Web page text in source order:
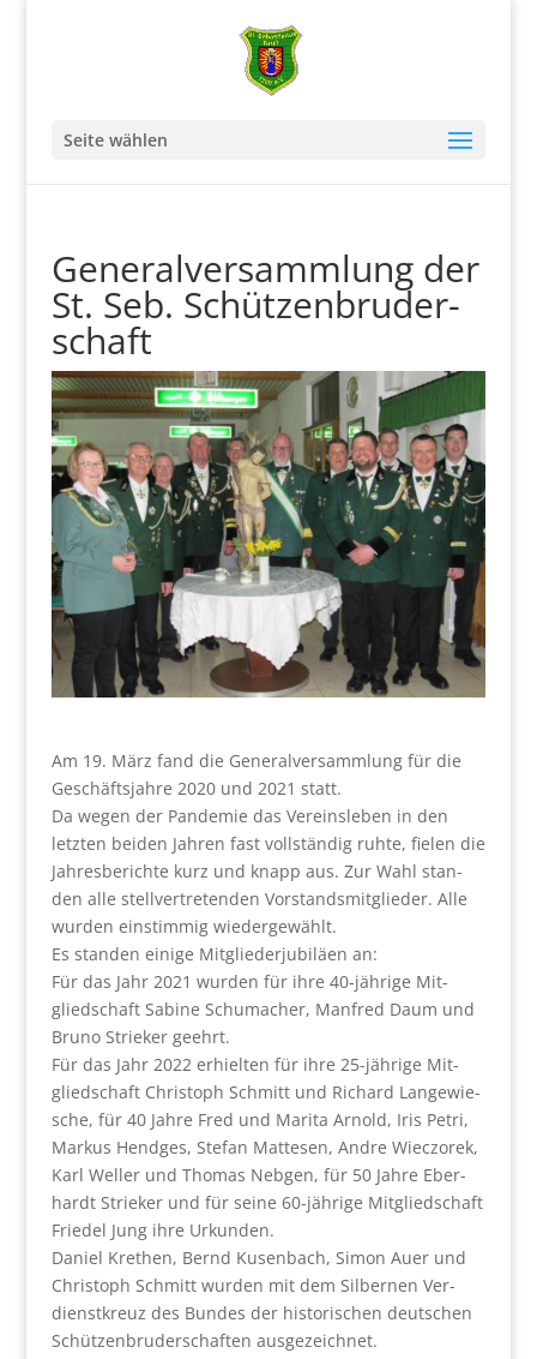
Seite wählen
Gene­ral­ver­samm­lung der
St. Seb. Schüt­zen­bru­der­
schaft
Am 19. März fand die Gene­ral­ver­samm­lung für die
Geschäfts­jah­re 2020 und 2021 statt.
Da wegen der Pan­de­mie das Ver­eins­le­ben in den
letz­ten bei­den Jah­ren fast voll­stän­dig ruh­te, fie­len die
Jah­res­be­rich­te kurz und knapp aus. Zur Wahl stan­
den alle stell­ver­tre­ten­den Vor­stands­mit­glie­der. Alle
wur­den ein­stim­mig wie­der­ge­wählt.
Es stan­den eini­ge Mit­glie­der­ju­bi­lä­en an:
Für das Jahr 2021 wur­den für ihre 40-jäh­ri­ge Mit­
glied­schaft Sabi­ne Schu­ma­cher, Man­fred Daum und
Bru­no Strie­ker geehrt.
Für das Jahr 2022 erhiel­ten für ihre 25-jäh­ri­ge Mit­
glied­schaft Chris­toph Schmitt und Richard Lan­ge­wie­
sche, für 40 Jah­re Fred und Mari­ta Arnold, Iris Petri,
Mar­kus Hend­ges, Ste­fan Mat­te­sen, And­re Wiec­zo­rek,
Karl Wel­ler und Tho­mas Neb­gen, für 50 Jah­re Eber­
hardt Strie­ker und für sei­ne 60-jäh­ri­ge Mit­glied­schaft
Frie­del Jung ihre Urkun­den.
Dani­el Krethen, Bernd Kusen­bach, Simon Auer und
Chris­toph Schmitt wur­den mit dem Sil­ber­nen Ver­
dienst­kreuz des Bun­des der his­to­ri­schen deut­schen
Schüt­zen­bru­der­schaf­ten aus­ge­zeich­net.